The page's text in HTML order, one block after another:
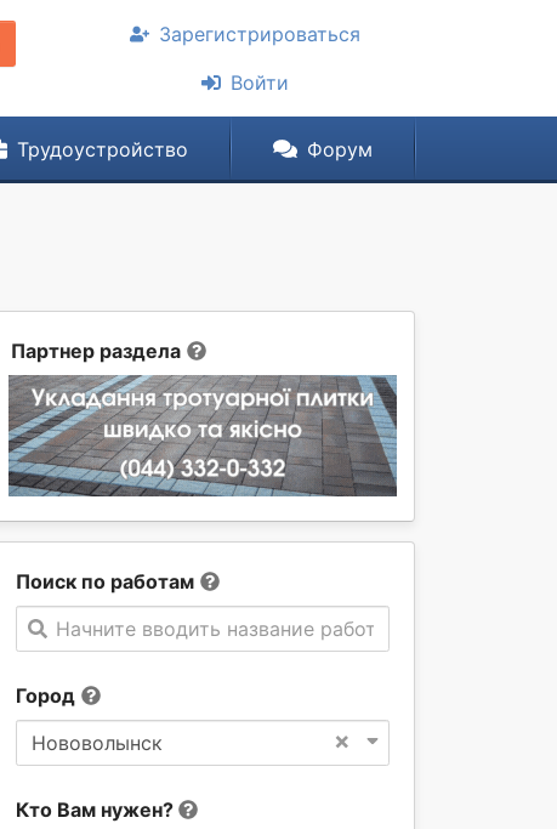
Зарегистрироваться
Войти
Трудоустройство Форум
Партнер раздела
Поиск по работам
Начните вводить название работы
Город
×
Нововолынск
Кто Вам нужен?